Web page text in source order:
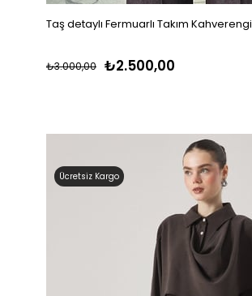
Taş detaylı Fermuarlı Takım Kahverengi
₺2.500,00
₺3.000,00
Ücretsiz Kargo